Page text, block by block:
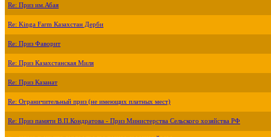
Re: Приз им.Абая
Re: Kinga Farm Казахстан Дерби
Re: Приз Фаворит
Re: Приз Казахстанская Миля
Re: Приз Казанат
Re: Ограничительный приз (не имеющих платных мест)
Re: Приз памяти В.П.Кондратова - Приз Министерства Сельского хозяйства РФ